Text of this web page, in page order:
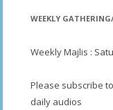
WEEKLY
Weekly Majlis :
Please subscribe
daily audios